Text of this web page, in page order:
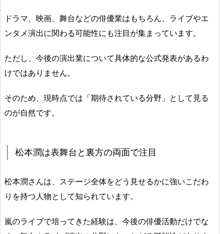
ドラマ、映画、舞台などの俳優業はもちろん、ライブやエ
ンタメ演出に関わる可能性にも注目が集まっています。
ただし、今後の演出業について具体的な公式発表があるわ
けではありません。
そのため、現時点では「期待されている分野」として見る
のが自然です。
松本潤は表舞台と裏方の両面で注目
松本潤さんは、ステージ全体をどう見せるかに強いこだわ
りを持つ人物として知られています。
嵐のライブで培ってきた経験は、今後の俳優活動だけでな